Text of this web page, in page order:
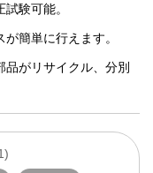
験可能。
簡単に行えます。
がリサイクル、分別